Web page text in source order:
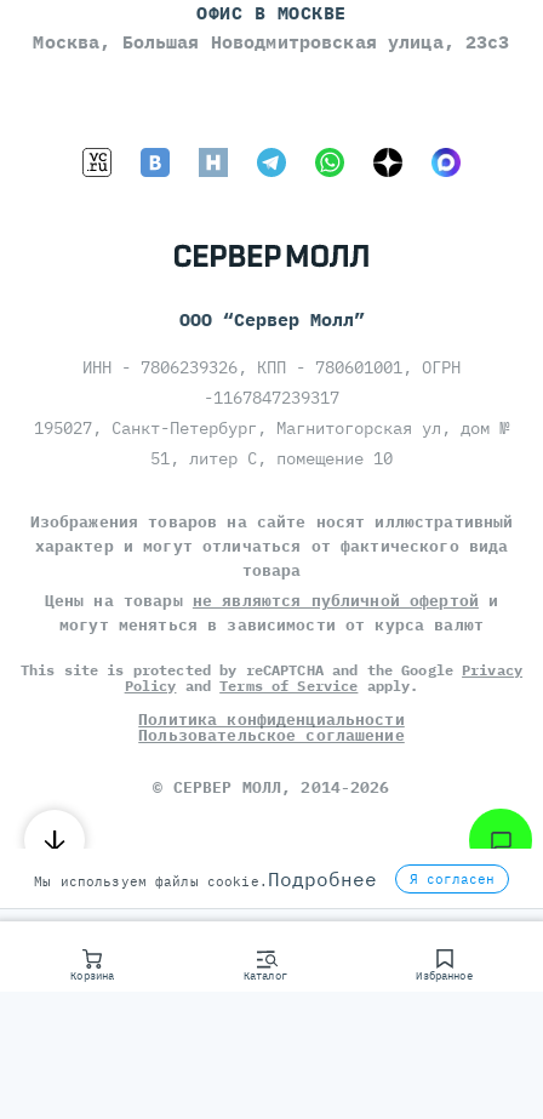
Корзина Каталог Избранное
ОФИС В МОСКВЕ
Москва, Большая Новодмитровская улица, 23с3
ООО “Сервер Молл”
ИНН - 7806239326, КПП - 780601001, ОГРН
-1167847239317
195027, Санкт-Петербург, Магнитогорская ул, дом №
51, литер С, помещение 10
Изображения товаров на сайте носят иллюстративный
характер и могут отличаться от фактического вида
товара
Цены на товары не являются публичной офертой и
могут меняться в зависимости от курса валют
This site is protected by reCAPTCHA and the Google Privacy
Policy andTerms of Service apply.
Политика конфиденциальности
Пользовательское соглашение
© СЕРВЕР МОЛЛ, 2014-2026
Мы используем файлы cookie. Подробнее Я согласен